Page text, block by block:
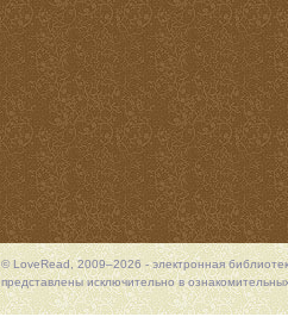
© LoveRead, 2009–2026 - электронная
представлены исключительно в